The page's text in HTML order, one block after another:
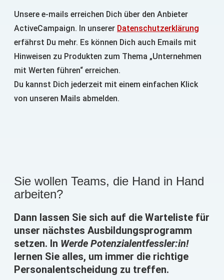
Unsere e-mails erreichen Dich über den Anbieter
ActiveCampaign. In unserer Datenschutzerklärung
erfährst Du mehr. Es können Dich auch Emails mit
Hinweisen zu Produkten zum Thema „Unternehmen
mit Werten führen“ erreichen.
Du kannst Dich jederzeit mit einem einfachen Klick
von unseren Mails abmelden.
Sie wollen Teams, die Hand in Hand
arbeiten?
Dann lassen Sie sich auf die Warteliste für
unser nächstes Ausbildungsprogramm
setzen. In Werde Potenzialentfessler:in!
lernen Sie alles, um immer die richtige
Personalentscheidung zu treffen.